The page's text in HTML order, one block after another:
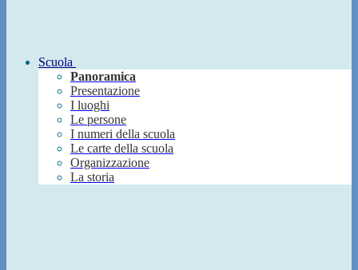
Scuola
Panoramica
Presentazione
I luoghi
Le persone
I numeri della scuola
Le carte della scuola
Organizzazione
La storia